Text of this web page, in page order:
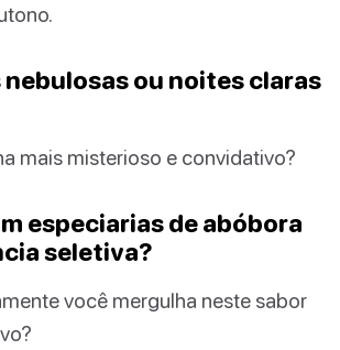
nebulosas ou noites claras
mais misterioso e convidativo?
especiarias de abóbora
seletiva?
você mergulha neste sabor